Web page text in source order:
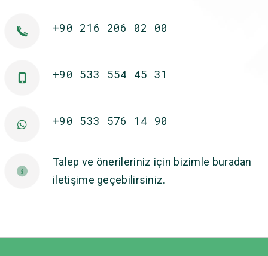
+90 216 206 02 00
+90 533 554 45 31
+90 533 576 14 90
Talep ve önerileriniz için bizimle buradan
iletişime geçebilirsiniz.